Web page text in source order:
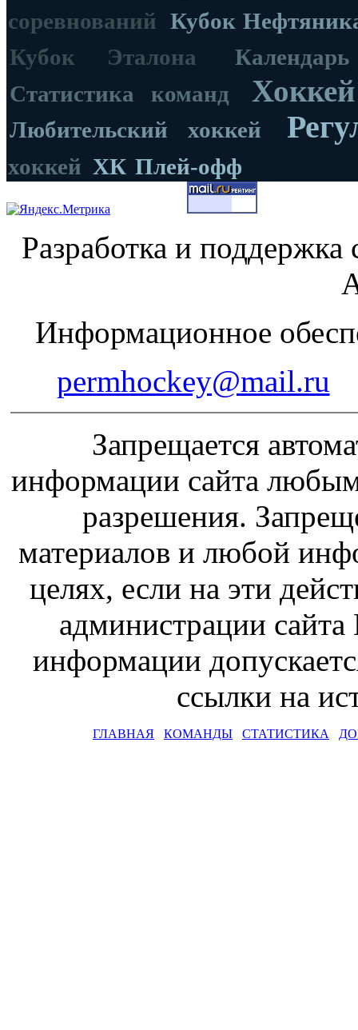
соревнований Кубок
Кубок Эталона
Статистика команд
Любительский хоккей
хоккей ХК Плей-офф
Разработка и
Информационное
permhockey@mail.ru
Запрещается
информации сайта
разрешения.
материалов и любой
целях, если на эти
администрации
информации
ссылки на
ГЛАВНАЯ КОМАНДЫ СТАТИСТИКА